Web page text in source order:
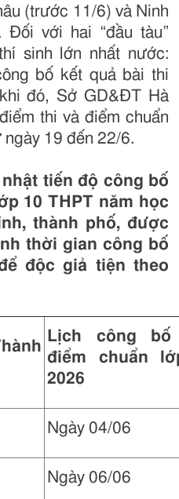
(trước 11/6) và Ninh
Đối với hai “đầu tàu”
sinh lớn nhất nước:
bố kết quả bài thi
đó, Sở GD&ĐT Hà
thi và điểm chuẩn
ngày 19 đến 22/6.
tiến độ công bố
10 THPT năm học
thành phố, được
thời gian công bố
độc giả tiện theo
Lịch công
điểm chuẩn
2026
Ngày 04/06
Ngày 06/06